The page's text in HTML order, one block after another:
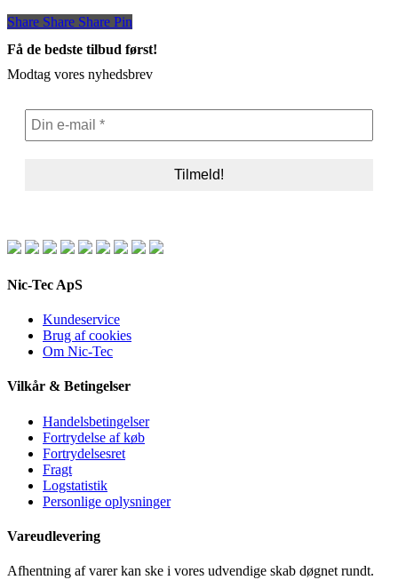
5.000,00 DKK.
Share
Share Share Share Pin
Få de bedste tilbud først!
Modtag vores nyhedsbrev
Nic-Tec ApS
Kundeservice
Brug af cookies
Om Nic-Tec
Vilkår & Betingelser
Handelsbetingelser
Fortrydelse af køb
Fortrydelsesret
Fragt
Logstatistik
Personlige oplysninger
Vareudlevering
Afhentning af varer kan ske i vores udvendige skab døgnet rundt.